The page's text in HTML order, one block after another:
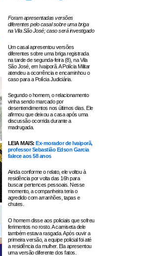
Foram apresentadas versões
diferentes pelo casal sobre uma briga
na Vila São José; caso será investigado
Um casal apresentou versões
diferentes sobre uma briga registrada
na tarde de segunda-feira (8), na Vila
São José, em Ivaiporã. A Polícia Militar
atendeu a ocorrência e encaminhou o
caso para a Polícia Judiciária.
Segundo o homem, o relacionamento
vinha sendo marcado por
desentendimentos nos últimos dias. Ele
afirmou que deixou a casa após uma
discussão ocorrida durante a
madrugada.
LEIA MAIS:Ex-morador de Ivaiporã,
professor Sebastião Edson Garcia
falece aos 58 anos
Ainda conforme o relato, ele voltou à
residência por volta das 16h para
buscar pertences pessoais. Nesse
momento, a companheira teria o
agredido com arranhões, tapas e
chutes.
O homem disse aos policiais que sofreu
ferimentos no rosto. A camiseta dele
também estava rasgada. Após ouvir a
primeira versão, a equipe policial foi até
a residência da mulher. Ela apresentou
uma versão diferente dos fatos.